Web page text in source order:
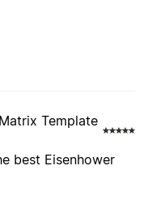
Template
best Eisenhower